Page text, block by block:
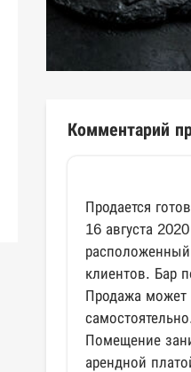
Комментарий
Продается
16 августа
клиентов. Бар
Продажа может
Помещение
арендной